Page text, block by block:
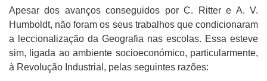
Apesar dos avanços conseguidos por C. Ritter e A. V.
Humboldt, não foram os seus trabalhos que condicionaram
a leccionalização da Geografia nas escolas. Essa esteve
sim, ligada ao ambiente socioeconómico, particularmente,
à Revolução Industrial, pelas seguintes razões: